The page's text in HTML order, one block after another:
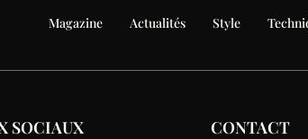
Magazine Actualités Style
SOCIAUX CONTACT